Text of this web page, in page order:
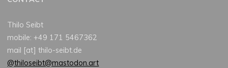
Thilo Seibt
mobile: +49 171 5467362
mail [at] thilo-seibt.de
@thiloseibt@mastodon.art